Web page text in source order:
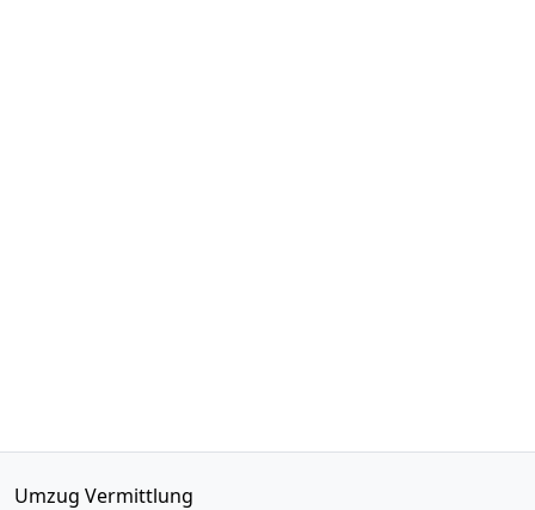
Umzug Vermittlung